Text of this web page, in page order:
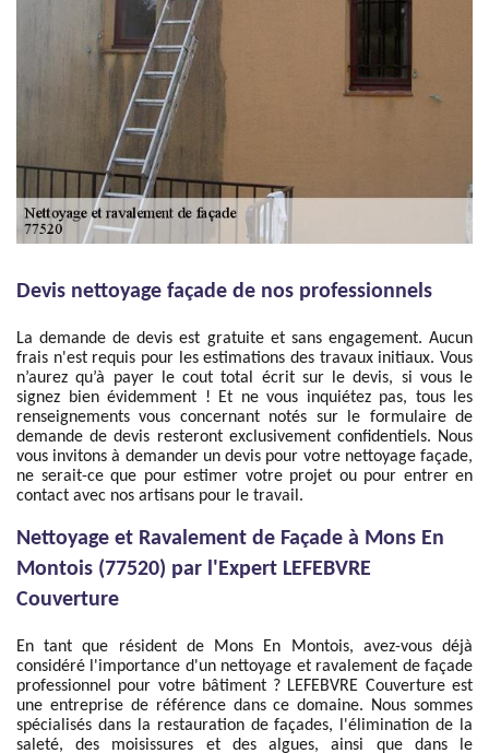
Devis nettoyage façade de nos professionnels
La demande de devis est gratuite et sans engagement. Aucun
frais n'est requis pour les estimations des travaux initiaux. Vous
n’aurez qu’à payer le cout total écrit sur le devis, si vous le
signez bien évidemment ! Et ne vous inquiétez pas, tous les
renseignements vous concernant notés sur le formulaire de
demande de devis resteront exclusivement confidentiels. Nous
vous invitons à demander un devis pour votre nettoyage façade,
ne serait-ce que pour estimer votre projet ou pour entrer en
contact avec nos artisans pour le travail.
Nettoyage et Ravalement de Façade à Mons En
Montois (77520) par l'Expert LEFEBVRE
Couverture
En tant que résident de Mons En Montois, avez-vous déjà
considéré l'importance d'un nettoyage et ravalement de façade
professionnel pour votre bâtiment ? LEFEBVRE Couverture est
une entreprise de référence dans ce domaine. Nous sommes
spécialisés dans la restauration de façades, l'élimination de la
saleté, des moisissures et des algues, ainsi que dans le